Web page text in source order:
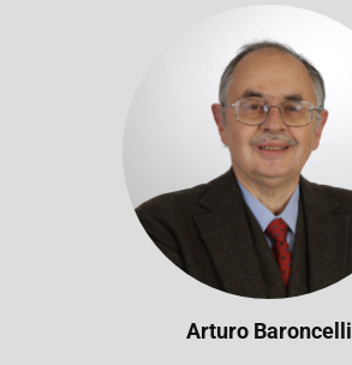
Arturo Baroncelli